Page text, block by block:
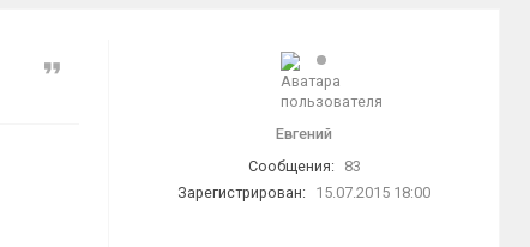
Евгений
Сообщения:
83
Зарегистрирован:
15.07.2015 18:00
Цитата